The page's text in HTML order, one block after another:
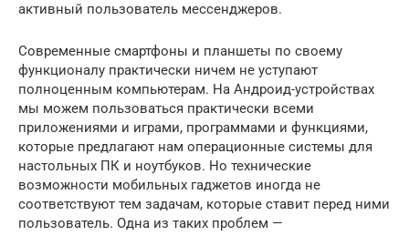
активный пользователь мессенджеров.
Современные смартфоны и планшеты по своему
функционалу практически ничем не уступают
полноценным компьютерам. На Андроид-устройствах
мы можем пользоваться практически всеми
приложениями и играми, программами и функциями,
которые предлагают нам операционные системы для
настольных ПК и ноутбуков. Но технические
возможности мобильных гаджетов иногда не
соответствуют тем задачам, которые ставит перед ними
пользователь. Одна из таких проблем —